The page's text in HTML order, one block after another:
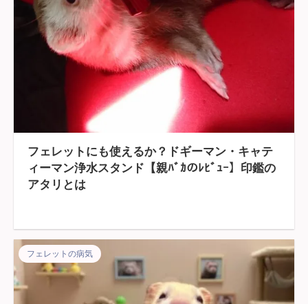
フェレットにも使えるか？ドギーマン・キャテ
ィーマン浄水スタンド【親ﾊﾞｶのﾚﾋﾞｭｰ】印鑑の
アタリとは
フェレットの病気